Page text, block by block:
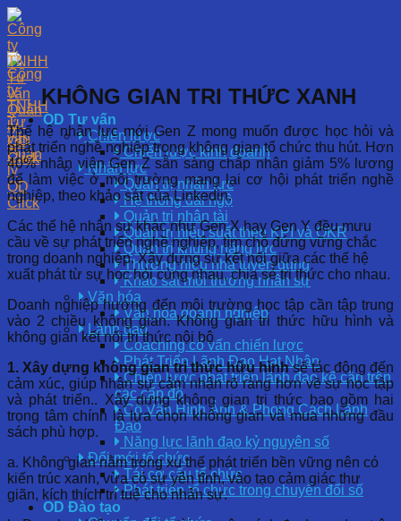
Skip
to
content
OD Tư vấn
Chiến lược
Chiến lược kinh doanh
Nhân lực
Quản trị nhân lực
Hệ thống đãi ngộ
Quản trị nhân tài
Quản trị hiệu suất theo KPI và OKR
Quản trị khung năng lực
Thương hiệu nhà tuyển dụng
Khảo sát môi trường nhân sự
Văn hóa
Văn hóa doanh nghiệp
Lãnh đạo
Coaching cố vấn chiến lược
Phát Triển Lãnh Đạo Hạt Nhân
Chiến lược phát triển lãnh đạo kế cận trên
các cấp độ
Cố Vấn Hình Ảnh & Phong Cách Lãnh
Đạo
Năng lực lãnh đạo kỷ nguyên số
Đổi mới tổ chức
Tái cơ cấu tổ chức
Phát triển tổ chức trong chuyển đổi số
OD Đào tạo
KHÔNG GIAN TRI THỨC XANH
Thế hệ nhân lực mới Gen Z mong muốn được học hỏi và
phát triển nghề nghiệp trong không gian tổ chức thu hút. Hơn
40% nhân viên Gen Z sẵn sàng chấp nhận giảm 5% lương
để làm việc ở môi trường mang lại cơ hội phát triển nghề
nghiệp, theo khảo sát của Linkedin.
Các thế hệ nhân sự khác như Gen X hay Gen Y đều mưu
cầu về sự phát triển nghề nghiệp, tìm chỗ đứng vững chắc
trong doanh nghiệp. Xây dựng sự kết nối giữa các thế hệ
xuất phát từ sự học hỏi cùng nhau, chia sẻ tri thức cho nhau.
Doanh nghiệp hướng đến môi trường học tập cần tập trung
vào 2 chiều không gian. Không gian tri thức hữu hình và
không gian kết nối tri thức nội bộ
1. Xây dựng không gian tri thức hữu hìnhsẽ tác động đến
cảm xúc, giúp nhân sự cảm nhận rõ ràng hơn về sự học tập
và phát triển.. Xây dựng không gian tri thức bao gồm hai
trọng tâm chính là lựa chọn không gian và mua những đầu
sách phù hợp.
a. Không gian nằm trong xu thế phát triển bền vững nên có
kiến trúc xanh, vừa có sự yên tĩnh, vào tạo cảm giác thư
giãn, kích thích trí tuệ cho nhân sự.